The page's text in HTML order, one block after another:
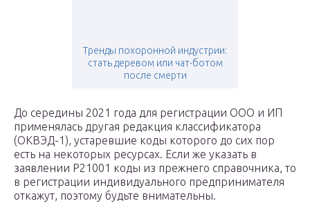
Тренды похоронной индустрии:
стать деревом или чат-ботом
после смерти
До середины 2021 года для регистрации ООО и ИП
применялась другая редакция классификатора
(ОКВЭД-1), устаревшие коды которого до сих пор
есть на некоторых ресурсах. Если же указать в
заявлении Р21001 коды из прежнего справочника, то
в регистрации индивидуального предпринимателя
откажут, поэтому будьте внимательны.